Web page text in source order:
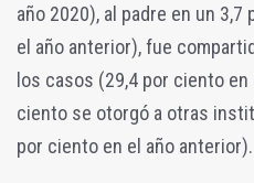
año 2020), al padre en un
el año anterior), fue
los casos (29,4 por ciento en
ciento se otorgó a otras
por ciento en el año anterior).